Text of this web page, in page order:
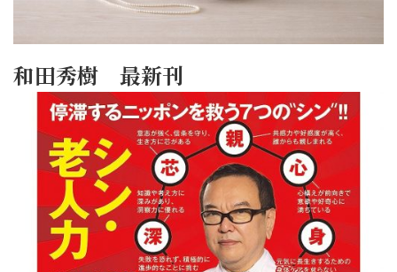
和田秀樹 最新刊